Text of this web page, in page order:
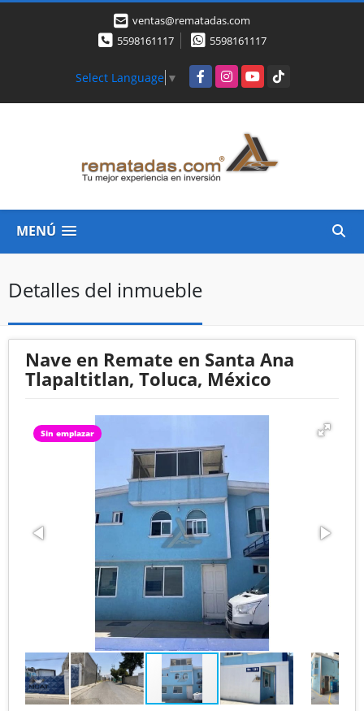
ventas@rematadas.com
5598161117
5598161117
Select Language ▼ FacebookInstagramYouTubeTikTok
MENÚ
Detalles del inmueble
Nave en Remate en Santa Ana
Tlapaltitlan, Toluca, México
Sin emplazar